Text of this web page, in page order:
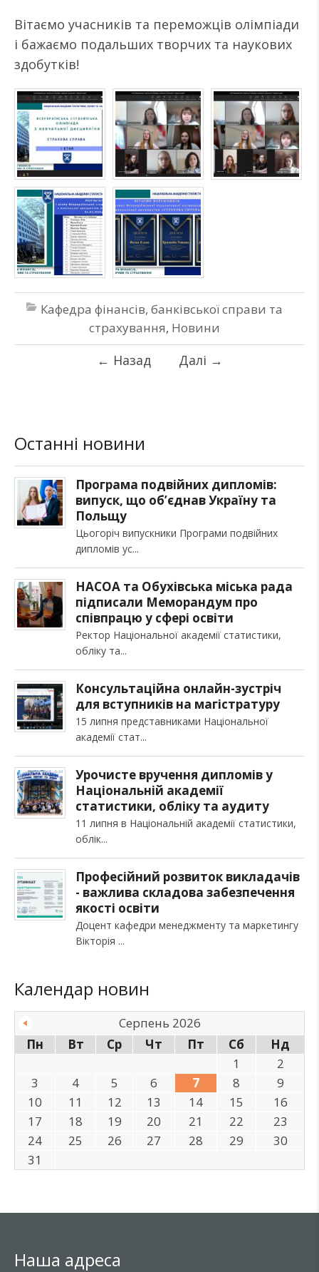
Вітаємо учасників та переможців олімпіади
і бажаємо подальших творчих та наукових
здобутків!
Кафедра фінансів, банківської справи та
страхування, Новини
← Назад Далі →
Останні новини
Програма подвійних дипломів:
випуск, що об’єднав Україну та
Польщу
Цьогоріч випускники Програми подвійних
дипломів ус
НАСОА та Обухівська міська рада
підписали Меморандум про
співпрацю у сфері освіти
Ректор Національної академії статистики,
обліку та
Консультаційна онлайн-зустріч
для вступників на магістратуру
15 липня представниками Національної
академії стат
Урочисте вручення дипломів у
Національній академії
статистики, обліку та аудиту
11 липня в Національній академії статистики,
облік
Професійний розвиток викладачів
- важлива складова забезпечення
якості освіти
Доцент кафедри менеджменту та маркетингу
Вікторія
Календар новин
Серпень 2026
Пн
Вт Ср Чт Пт Сб
Нд
1
2
3
4 5 6 7 8
9
10
11 12 13 14 15
16
17
18 19 20 21 22
23
24
25 26 27 28 29
30
31
Наша адреса